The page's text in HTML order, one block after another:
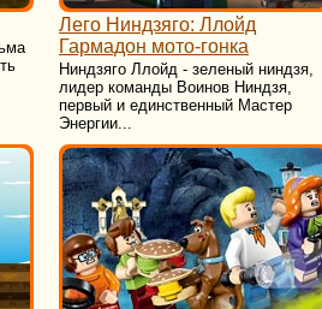
Лего Ниндзяго: Ллойд
Гармадон мото-гонка
Ниндзяго Ллойд - зеленый ниндзя,
лидер команды Воинов Ниндзя,
первый и единственный Мастер
Энергии...